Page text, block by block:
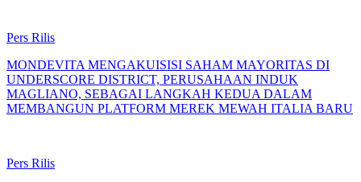
Pers Rilis
MONDEVITA MENGAKUISISI SAHAM MAYORITAS DI
UNDERSCORE DISTRICT, PERUSAHAAN INDUK
MAGLIANO, SEBAGAI LANGKAH KEDUA DALAM
MEMBANGUN PLATFORM MEREK MEWAH ITALIA BARU
Pers Rilis